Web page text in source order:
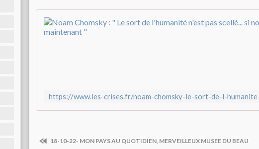
18-10-22- MON PAYS AU QUOTIDIEN, MERVEILLEUX MUSEE DU BEAU